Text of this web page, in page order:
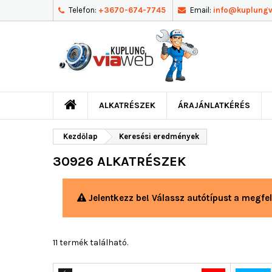
Telefon: +3670-674-7745 Email:
ALKATRÉSZEK ÁRAJÁNLATKÉRÉS
Kezdőlap Keresési eredmények
30926 ALKATRÉSZEK
Jelentkezz be! Válassz autótípust a
11 termék található.